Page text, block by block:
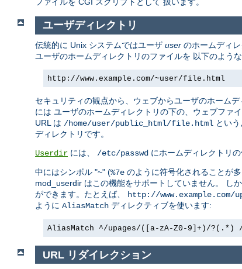
ファイルを CGI スクリプトとして 扱います。
ユーザディレクトリ
伝統的に Unix システムではユーザ user のホームディ
ユーザのホームディレクトリのファイルを 以下のよう
http://www.example.com/~user/file.html
セキュリティの観点から、ウェブからユーザのホーム
には ユーザのホームディレクトリの下の、ウェブファ
URL は /home/user/public_html/file.html とい
ディレクトリです。
Userdir には、 /etc/passwd にホームディレクトリ
中にはシンボル "~" (%7e のように符号化されることが
mod_userdir はこの機能をサポートしていません。 し
ができます。たとえば、
http://
ように AliasMatch ディレクティブを使います:
AliasMatch ^/upages/([a-zA-Z0-9]+)/?(.*) /
URL リダイレクション